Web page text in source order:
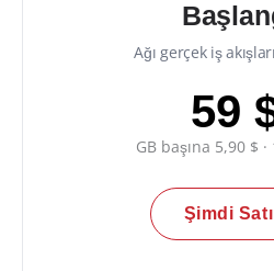
Ağı gerçek iş
59
GB başına 5,90 $
Şimdi